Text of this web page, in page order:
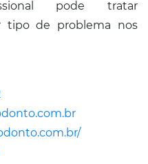
pode tratar
tipo de problema nos